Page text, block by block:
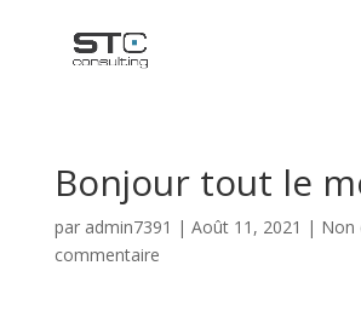
Bonjour tout le
par admin7391 | Août 11, 2021 | Non
commentaire